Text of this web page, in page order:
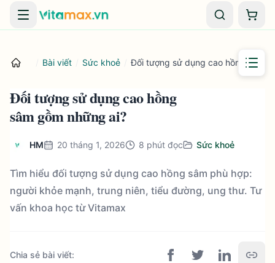
Danh mục Giỏ
Bài viết Sức khoẻ Đối tượng sử dụng cao hồng sâm
Đối tượng sử dụng cao hồng
sâm gồm những ai?
HM 20 tháng 1, 2026 8 phút đọc Sức khoẻ
Tìm hiểu đối tượng sử dụng cao hồng sâm phù hợp:
người khỏe mạnh, trung niên, tiểu đường, ung thư. Tư
vấn khoa học từ Vitamax
Chia sẻ bài viết: